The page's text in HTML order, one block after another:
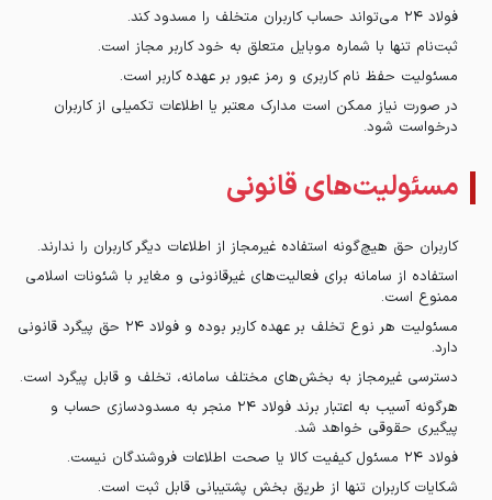
فولاد ۲۴ می‌تواند حساب کاربران متخلف را مسدود کند.
ثبت‌نام تنها با شماره موبایل متعلق به خود کاربر مجاز است.
مسئولیت حفظ نام کاربری و رمز عبور بر عهده کاربر است.
در صورت نیاز ممکن است مدارک معتبر یا اطلاعات تکمیلی از کاربران
درخواست شود.
مسئولیت‌های قانونی
کاربران حق هیچ‌گونه استفاده غیرمجاز از اطلاعات دیگر کاربران را ندارند.
استفاده از سامانه برای فعالیت‌های غیرقانونی و مغایر با شئونات اسلامی
ممنوع است.
مسئولیت هر نوع تخلف بر عهده کاربر بوده و فولاد ۲۴ حق پیگرد قانونی
دارد.
دسترسی غیرمجاز به بخش‌های مختلف سامانه، تخلف و قابل پیگرد است.
هرگونه آسیب به اعتبار برند فولاد ۲۴ منجر به مسدودسازی حساب و
پیگیری حقوقی خواهد شد.
فولاد ۲۴ مسئول کیفیت کالا یا صحت اطلاعات فروشندگان نیست.
شکایات کاربران تنها از طریق بخش پشتیبانی قابل ثبت است.